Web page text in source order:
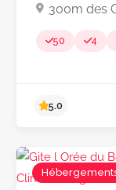
Pas encore
300m des
50 4